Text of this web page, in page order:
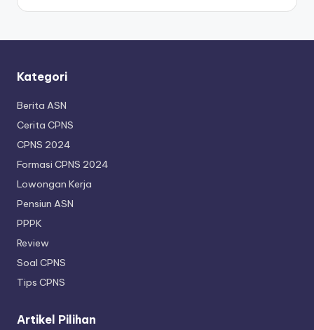
Kategori
Berita ASN
Cerita CPNS
CPNS 2024
Formasi CPNS 2024
Lowongan Kerja
Pensiun ASN
PPPK
Review
Soal CPNS
Tips CPNS
Artikel Pilihan